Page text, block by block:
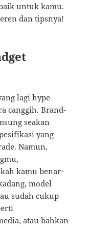
untuk kamu.
dan tipsnya!
lagi hype
canggih. Brand-
seakan
yang
Namun,
kamu benar-
model
sudah cukup
atau bahkan